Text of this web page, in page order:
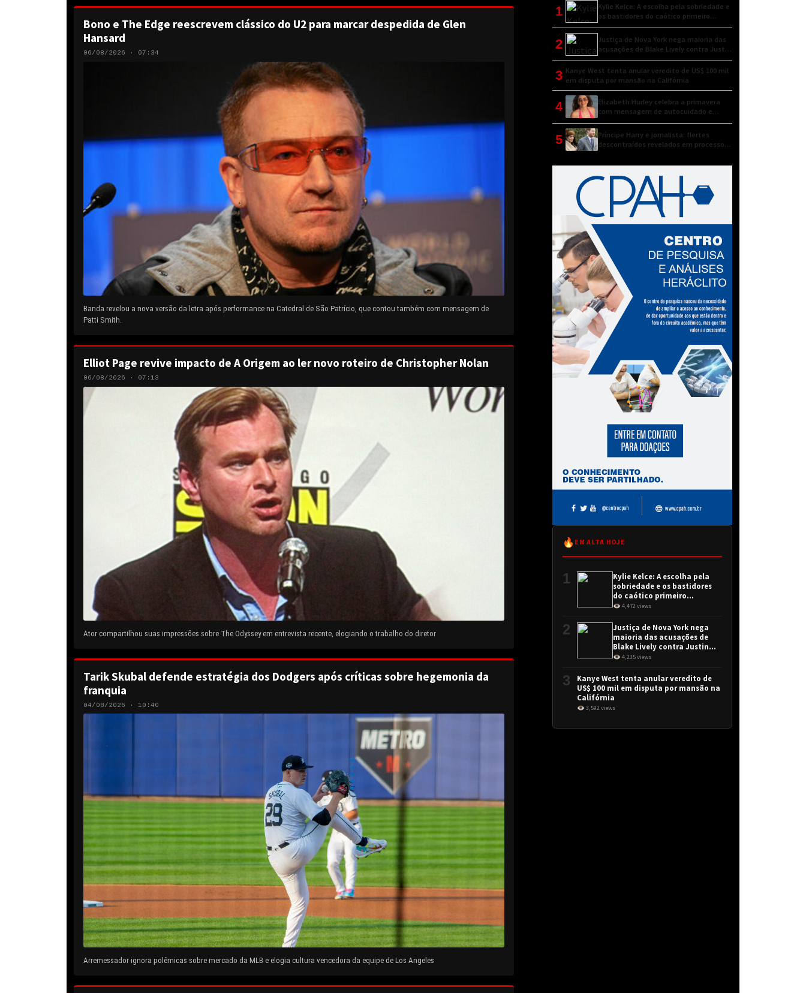
Bono e The Edge reescrevem clássico do U2 para marcar despedida de Glen
Hansard
06/08/2026 · 07:34
Banda revelou a nova versão da letra após performance na Catedral de São Patrício, que contou também com mensagem de
Patti Smith.
Elliot Page revive impacto de A Origem ao ler novo roteiro de Christopher Nolan
06/08/2026 · 07:13
Ator compartilhou suas impressões sobre The Odyssey em entrevista recente, elogiando o trabalho do diretor
Tarik Skubal defende estratégia dos Dodgers após críticas sobre hegemonia da
franquia
04/08/2026 · 10:40
Arremessador ignora polêmicas sobre mercado da MLB e elogia cultura vencedora da equipe de Los Angeles
1
Kylie Kelce: A escolha pela sobriedade e
os bastidores do caótico primeiro
encontro
2
Justiça de Nova York nega maioria das
acusações de Blake Lively contra Justin
Baldoni
3 Kanye West tenta anular veredito de US$ 100 mil
em disputa por mansão na Califórnia
4
Elizabeth Hurley celebra a primavera
com mensagem de autocuidado e
conexão natural
5
Príncipe Harry e jornalista: flertes
descontraídos revelados em processo
🔥 EM ALTA HOJE
1
Kylie Kelce: A escolha pela
sobriedade e os bastidores
do caótico primeiro
encontro
👁 4,472 views
2
Justiça de Nova York nega
maioria das acusações de
Blake Lively contra Justin
Baldoni
👁 4,235 views
3
Kanye West tenta anular veredito de
US$ 100 mil em disputa por mansão na
Califórnia
👁 3,592 views